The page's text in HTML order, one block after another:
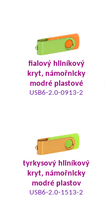
fialový hliníkový
kryt, námořnicky
modré plastové
USB6-2.0-0913-2
tyrkysový hliníkový
kryt, námořnicky
modré plastov
USB6-2.0-1513-2